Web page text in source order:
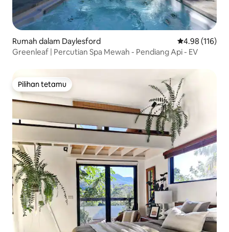
Rumah dalam Daylesford Penarafan
4.98 (116)
Greenleaf | Percutian Spa Mewah - Pendiang Api - EV
Pilihan tetamu
Pilihan tetamu